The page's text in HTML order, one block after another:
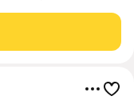
роща". Объект